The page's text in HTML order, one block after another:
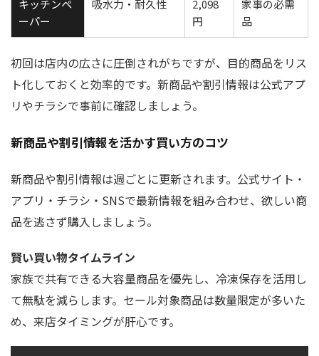
キッチンペ
ーパー
吸水力・耐久性
2,098
円
家事の必需
品
初回は店内の広さに圧倒されがちですが、目的商品をリス
ト化しておくと効率的です。新商品や割引情報は公式アプ
リやチラシで事前に確認しましょう。
新商品や割引情報を活かす買い方のコツ
新商品や割引情報は週ごとに更新されます。公式サイト・
アプリ・チラシ・SNSで最新情報を組み合わせ、欲しい商
品を逃さず購入しましょう。
賢い買い物タイムライン
家族で共有できる大容量商品を優先し、冷凍保存を活用し
て無駄を減らします。セール対象商品は数量限定が多いた
め、来店タイミングが肝心です。